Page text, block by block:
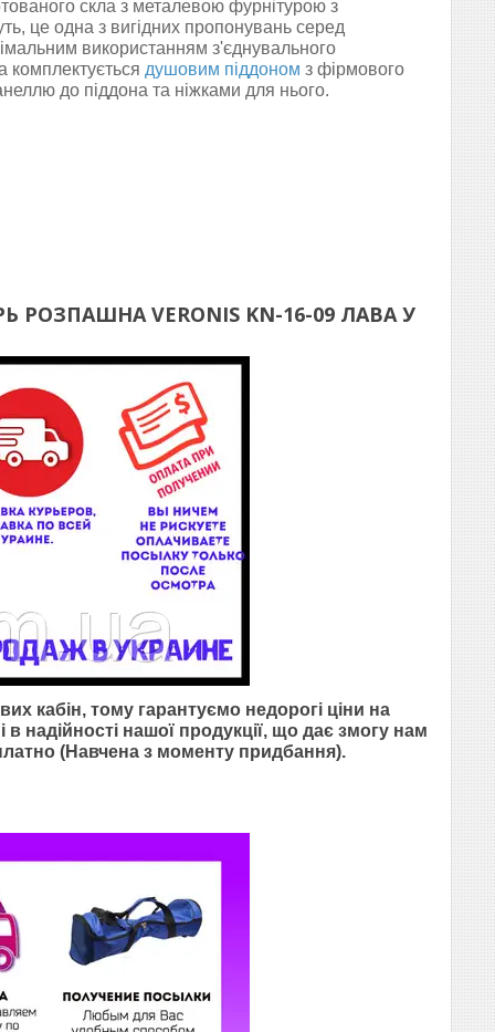
скла з металевою фурнітурою з
це одна з вигідних пропонувань серед
використанням з'єднувального
комплектується душовим піддоном з фірмового
до піддона та ніжками для нього.
VERONIS KN-16-09 ЛАВА У
кабін, тому гарантуємо недорогі ціни на
надійності нашої продукції, що дає змогу нам
(Навчена з моменту придбання).